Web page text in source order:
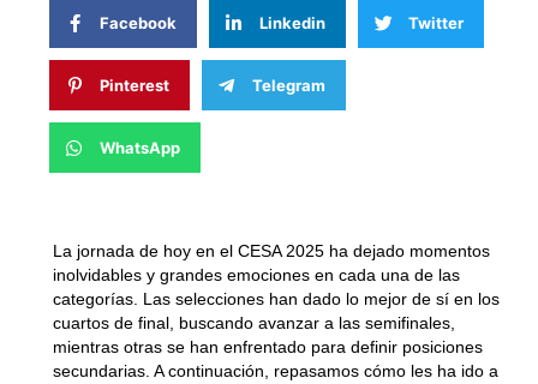
Facebook Linkedin Twitter
Pinterest Telegram
WhatsApp
La jornada de hoy en el CESA 2025 ha dejado momentos
inolvidables y grandes emociones en cada una de las
categorías. Las selecciones han dado lo mejor de sí en los
cuartos de final, buscando avanzar a las semifinales,
mientras otras se han enfrentado para definir posiciones
secundarias. A continuación, repasamos cómo les ha ido a